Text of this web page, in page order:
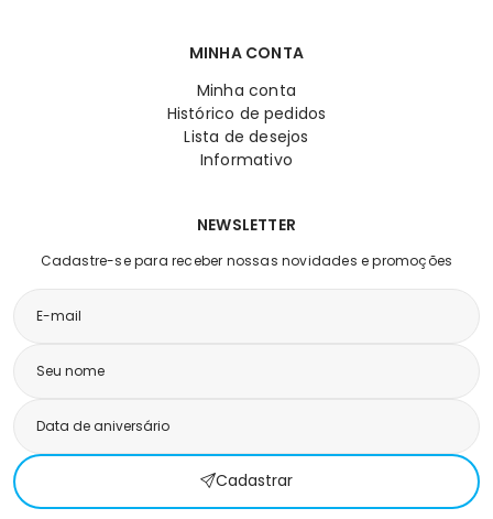
MINHA CONTA
Minha conta
Histórico de pedidos
Lista de desejos
Informativo
NEWSLETTER
Cadastre-se para receber nossas novidades e promoções
Cadastrar